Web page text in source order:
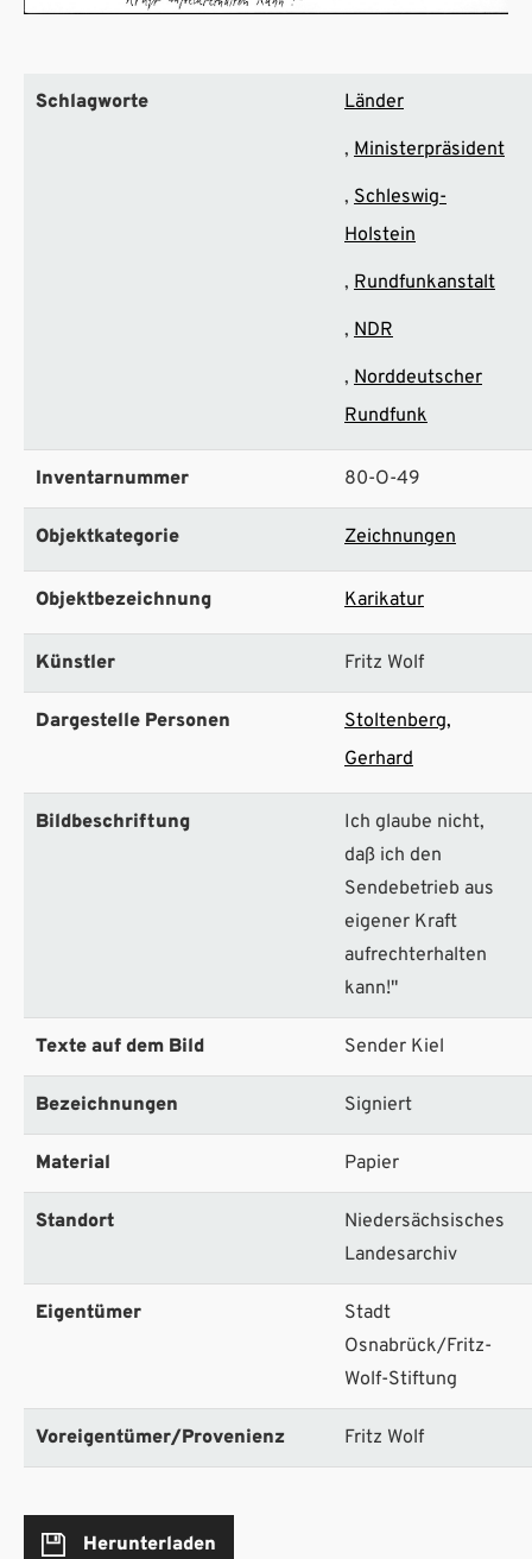
Schlagworte
Länder
Ministerpräsident
Schleswig-
Holstein
Rundfunkanstalt
NDR
Norddeutscher
Rundfunk
Inventarnummer 80-O-49
Objektkategorie Zeichnungen
Objektbezeichnung Karikatur
Künstler Fritz Wolf
Dargestelle Personen
Stoltenberg,
Gerhard
Bildbeschriftung
Ich glaube nicht,
daß ich den
Sendebetrieb aus
eigener Kraft
aufrechterhalten
kann!"
Texte auf dem Bild Sender Kiel
Bezeichnungen Signiert
Material Papier
Standort
Niedersächsisches
Landesarchiv
Eigentümer
Stadt
Osnabrück/Fritz-
Wolf-Stiftung
Voreigentümer/Provenienz Fritz Wolf
Herunterladen